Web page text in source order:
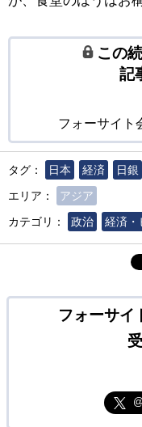
この
記
フォーサイト
タグ： 日本 経済 日銀
エリア：
アジア
カテゴリ：
政治 経済・
フォーサイ